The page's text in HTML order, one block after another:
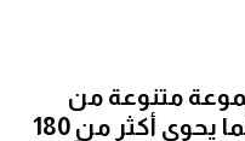
متنوعة من
التمارين وخطط التدريب، كما يحوي أكثر من 180